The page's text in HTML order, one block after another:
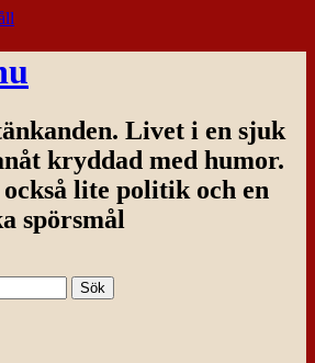
Livet i en sjuk
kryddad med humor.
lite politik och en
spörsmål